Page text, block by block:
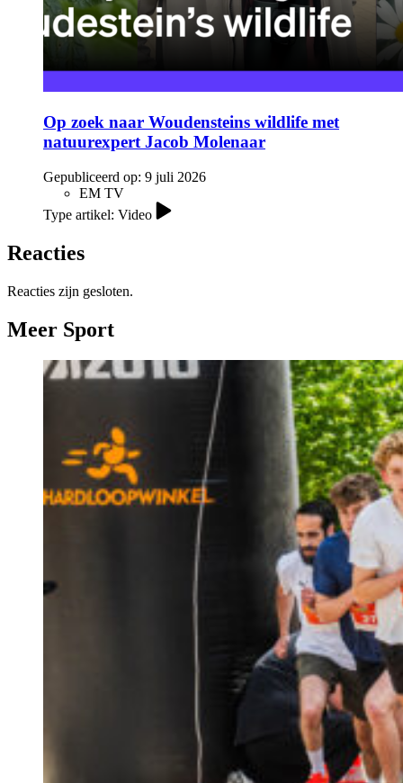
Op zoek naar Woudensteins wildlife met
natuurexpert Jacob Molenaar
Gepubliceerd op: 9 juli 2026
EM TV
Type artikel: Video
Reacties
Reacties zijn gesloten.
Meer Sport